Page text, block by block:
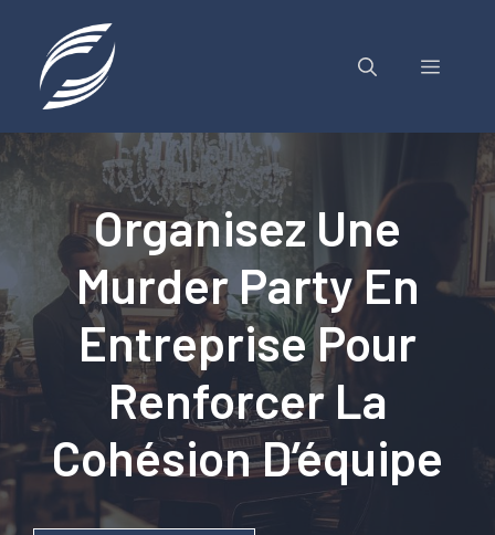
contenu
MENU
Organisez Une
Murder Party En
Entreprise Pour
Renforcer La
Cohésion D’équipe